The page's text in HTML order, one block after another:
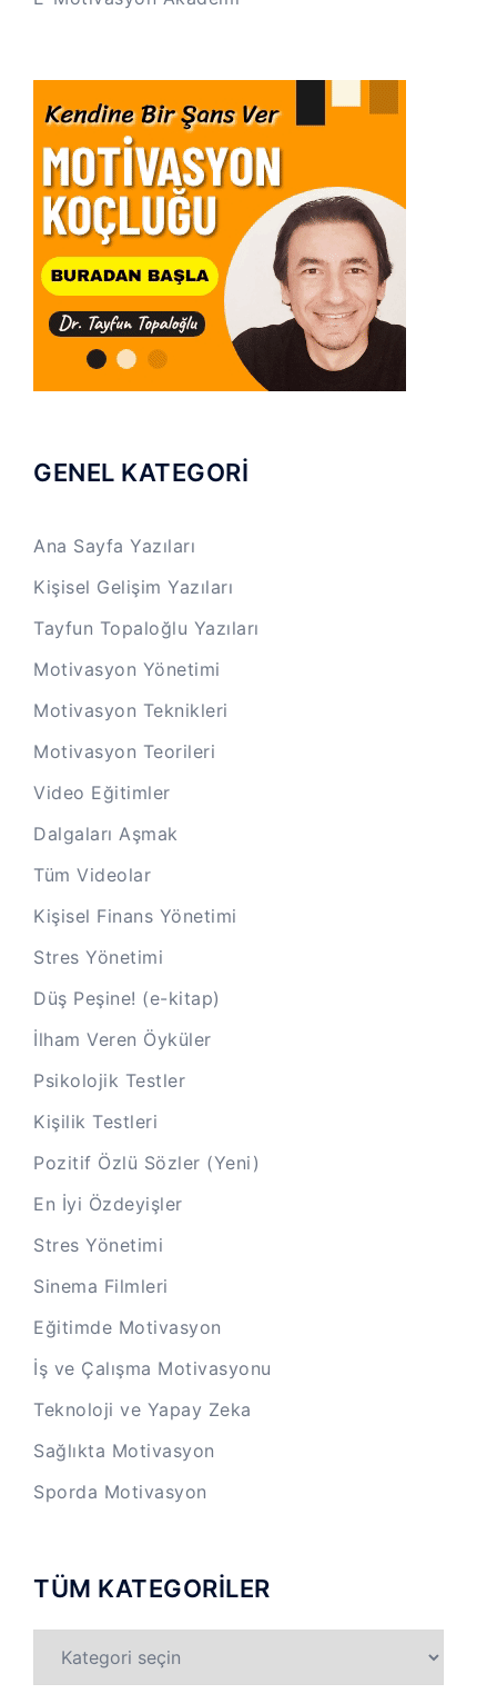
GENEL KATEGORİ
Ana Sayfa Yazıları
Kişisel Gelişim Yazıları
Tayfun Topaloğlu Yazıları
Motivasyon Yönetimi
Motivasyon Teknikleri
Motivasyon Teorileri
Video Eğitimler
Dalgaları Aşmak
Tüm Videolar
Kişisel Finans Yönetimi
Stres Yönetimi
Düş Peşine! (e-kitap)
İlham Veren Öyküler
Psikolojik Testler
Kişilik Testleri
Pozitif Özlü Sözler (Yeni)
En İyi Özdeyişler
Stres Yönetimi
Sinema Filmleri
Eğitimde Motivasyon
İş ve Çalışma Motivasyonu
Teknoloji ve Yapay Zeka
Sağlıkta Motivasyon
Sporda Motivasyon
TÜM KATEGORİLER
KATEGORİLER